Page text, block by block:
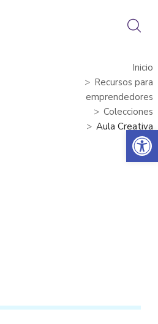
Abrir
Inicio
Recursos para
emprendedores
Colecciones
Aula Creativa